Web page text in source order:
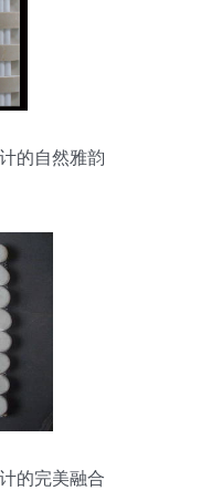
的自然雅韵
的完美融合